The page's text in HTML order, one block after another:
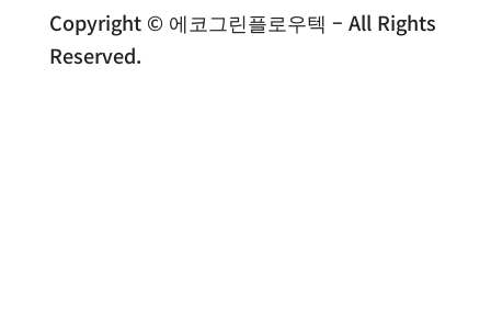
Copyright © 에코그린플로우텍 – All Rights
Reserved.